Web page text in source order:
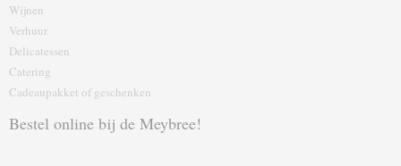
Wijnen
Verhuur
Delicatessen
Catering
Cadeaupakket of geschenk‎en
Bestel online bij de Meybree!